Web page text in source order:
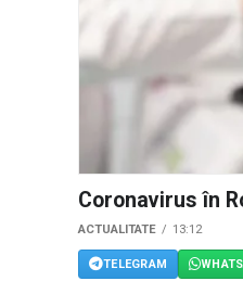
Coronavirus în
ACTUALITATE 13:12
TELEGRAM